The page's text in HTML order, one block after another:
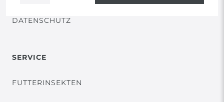
DATENSCHUTZ
SERVICE
FUTTERINSEKTEN